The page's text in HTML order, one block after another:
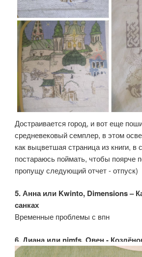
Достраивается город, и вот еще
средневековый семплер, в этом
как выцветшая страница из книги,
постараюсь поймать, чтобы поярче
пропущу следующий отчет - отпуск)
5. Анна или Kwinto, Dimensions –
санках
Временные проблемы с впн
6. Диана или nimfs, Овен -